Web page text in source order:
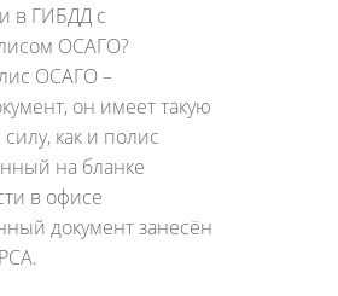
в ГИБДД с
ОСАГО?
ОСАГО –
он имеет такую
как и полис
на бланке
в офисе
документ занесён